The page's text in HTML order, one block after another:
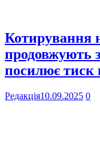
Котирування
продовжують
посилює тиск
Редакція10.09.2025 0